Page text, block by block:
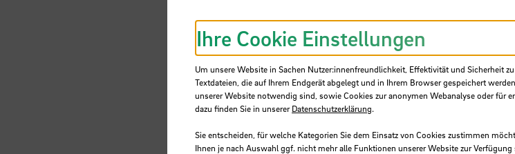
Ihre Cookie Einstellungen
Um unsere Website in Sachen Nutzer:innenfreundlichkeit, Effektivität und Sicherheit
Textdateien, die auf Ihrem Endgerät abgelegt und in Ihrem Browser gespeichert
unserer Website notwendig sind, sowie Cookies zur anonymen Webanalyse oder für
dazu finden Sie in unsererDatenschutzerklärung.
Sie entscheiden, für welche Kategorien Sie dem Einsatz von Cookies zustimmen
Ihnen je nach Auswahl ggf. nicht mehr alle Funktionen unserer Website zur Verfügung